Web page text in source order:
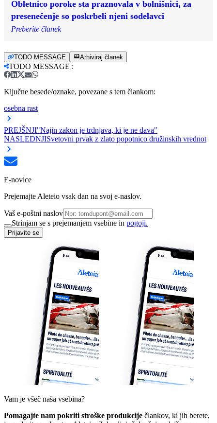
Obletnico poroke sta praznovala v bolnišnici, za
presenečenje so poskrbeli njeni sodelavci
Preberite članek
TODO MESSAGE Arhiviraj članek
TODO MESSAGE :
Ključne besede/oznake, povezane s tem člankom:
osebna rast
PREJŠNJI"Najin zakon je trdnjava, ki je ne dava"
NASLEDNJISvetovni prvak z zlato popotnico družinskih vrednot
E-novice
Prejemajte Aleteio vsak dan na svoj e-naslov.
Vaš e-poštni naslov
Strinjam se s prejemanjem vsebine in pogoji.
Prijavite se
Vam je všeč naša vsebina?
Pomagajte nam pokriti stroške produkcije člankov, ki jih berete,